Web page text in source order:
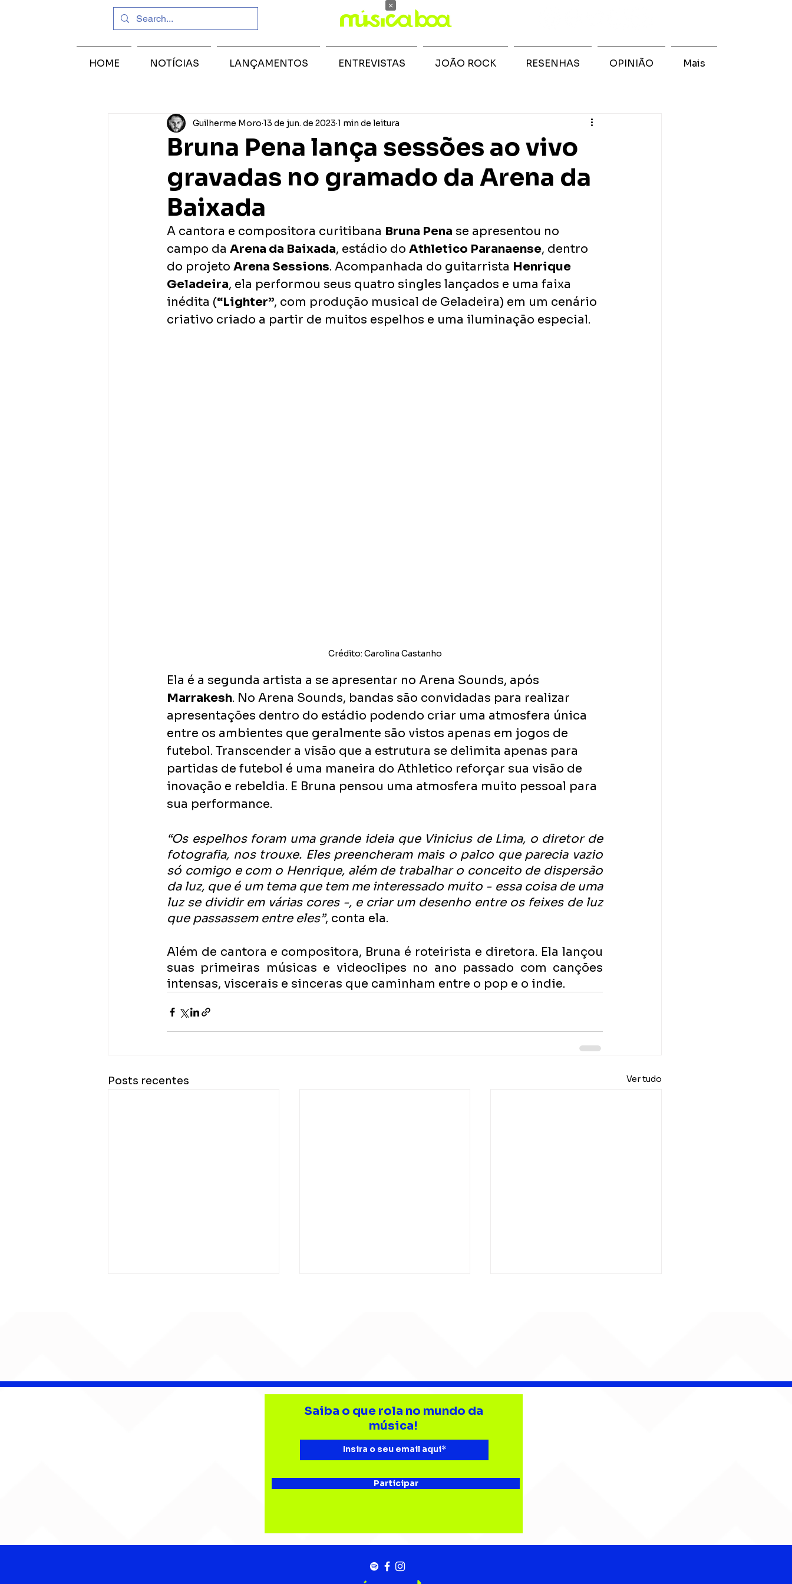
Bruna Pena lança sessões ao vivo
gravadas no gramado da Arena da
Baixada
Guilherme Moro 13 de jun. de 2023 1 min de leitura
A cantora e compositora curitibana Bruna Pena se apresentou no
campo da Arena da Baixada, estádio do Athletico Paranaense, dentro
do projeto Arena Sessions. Acompanhada do guitarrista Henrique
Geladeira, ela performou seus quatro singles lançados e uma faixa
inédita (“Lighter”, com produção musical de Geladeira) em um cenário
criativo criado a partir de muitos espelhos e uma iluminação especial.
Crédito: Carolina Castanho
Ela é a segunda artista a se apresentar no Arena Sounds, após
Marrakesh. No Arena Sounds, bandas são convidadas para realizar
apresentações dentro do estádio podendo criar uma atmosfera única
entre os ambientes que geralmente são vistos apenas em jogos de
futebol. Transcender a visão que a estrutura se delimita apenas para
partidas de futebol é uma maneira do Athletico reforçar sua visão de
inovação e rebeldia. E Bruna pensou uma atmosfera muito pessoal para
sua performance.
“Os espelhos foram uma grande ideia que Vinicius de Lima, o diretor de
fotografia, nos trouxe. Eles preencheram mais o palco que parecia vazio
só comigo e com o Henrique, além de trabalhar o conceito de dispersão
da luz, que é um tema que tem me interessado muito - essa coisa de uma
luz se dividir em várias cores -, e criar um desenho entre os feixes de luz
que passassem entre eles”, conta ela.
Além de cantora e compositora, Bruna é roteirista e diretora. Ela lançou
suas primeiras músicas e videoclipes no ano passado com canções
intensas, viscerais e sinceras que caminham entre o pop e o indie.
Posts recentes Ver tudo
CHAMELEO acerta as
Barão Vermelho reúne
show em Ribeirão Preto
Bebé Pacheco e Ubandu
HOME NOTÍCIAS LANÇAMENTOS ENTREVISTAS JOÃO ROCK RESENHAS OPINIÃO Mais
Saiba o que rola no mundo da
música!
Participar
×